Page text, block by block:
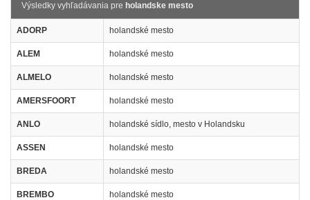
Výsledky vyhľadávania pre holandske mesto
ADORP holandské mesto
ALEM holandské mesto
ALMELO holandské mesto
AMERSFOORT holandské mesto
ANLO holandské sídlo, mesto v Holandsku
ASSEN holandské mesto
BREDA holandské mesto
BREMBO holandské mesto